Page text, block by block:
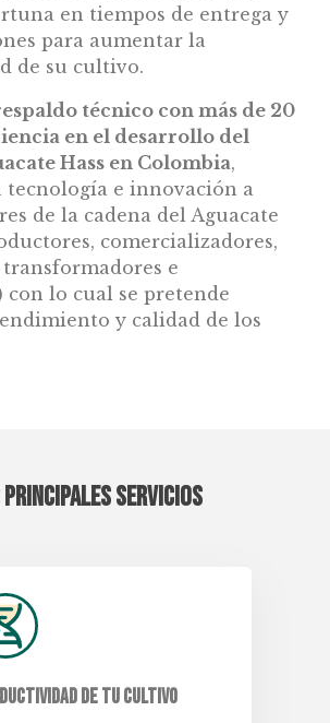
en tiempos de entrega y
para aumentar la
de su cultivo.
técnico con más de 20
en el desarrollo del
Hass en Colombia,
tecnología e innovación a
de la cadena del Aguacate
comercializadores,
e
lo cual se pretende
y calidad de los
servicios
de tu cultivo